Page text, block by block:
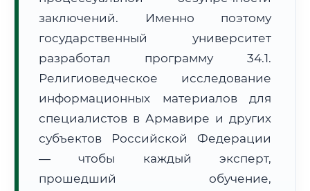
Расчет логистики оригиналов:
• Экспресс-доставка СДЭК / Почтой:
4–6 рабочих дней
🔍 Нажмите на документ для увеличения и просмотра
заключений. Именно поэтому
государственный университет
разработал программу 34.1.
Религиоведческое исследование
информационных материалов для
специалистов в Армавире и других
субъектов Российской Федерации
— чтобы каждый эксперт,
прошедший обучение,